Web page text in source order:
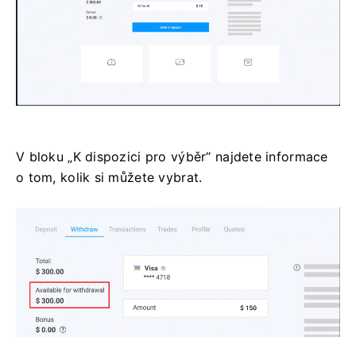
V bloku „K dispozici pro výběr“ najdete informace
o tom, kolik si můžete vybrat.